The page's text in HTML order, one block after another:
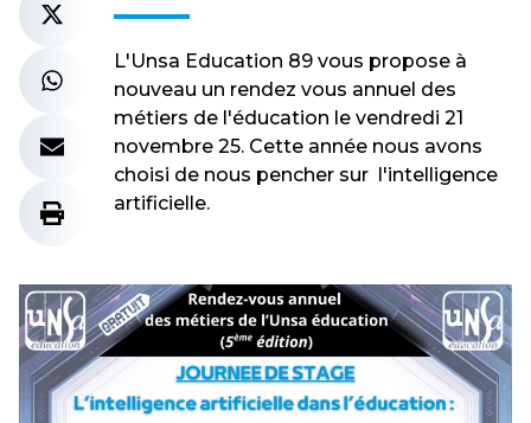
L'Unsa Education 89 vous propose à
nouveau un rendez vous annuel des
métiers de l'éducation le vendredi 21
novembre 25. Cette année nous avons
choisi de nous pencher sur l'intelligence
artificielle.